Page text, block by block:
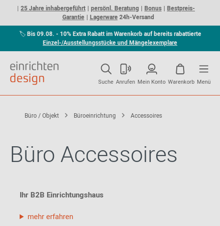
25 Jahre inhabergeführt persönl. Beratung Bonus
Bestpreis-
Garantie
Lagerware24h-Versand
🏷Bis 09.08. - 10% Extra Rabatt im Warenkorb auf bereits rabattierte
Einzel-/Ausstellungsstücke und Mängelexemplare
Suche Anrufen Mein Konto Warenkorb Menü
Büro / Objekt Büroeinrichtung Accessoires
Büro Accessoires
Ihr B2B Einrichtungshaus
mehr erfahren